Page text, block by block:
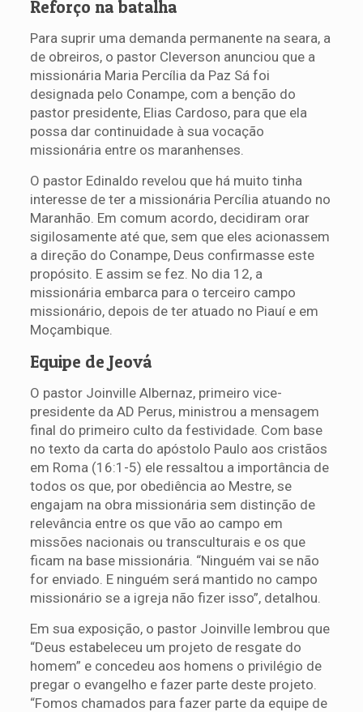
Reforço na batalha
Para suprir uma demanda permanente na seara, a
de obreiros, o pastor Cleverson anunciou que a
missionária Maria Percília da Paz Sá foi
designada pelo Conampe, com a benção do
pastor presidente, Elias Cardoso, para que ela
possa dar continuidade à sua vocação
missionária entre os maranhenses.
O pastor Edinaldo revelou que há muito tinha
interesse de ter a missionária Percília atuando no
Maranhão. Em comum acordo, decidiram orar
sigilosamente até que, sem que eles acionassem
a direção do Conampe, Deus confirmasse este
propósito. E assim se fez. No dia 12, a
missionária embarca para o terceiro campo
missionário, depois de ter atuado no Piauí e em
Moçambique.
Equipe de Jeová
O pastor Joinville Albernaz, primeiro vice-
presidente da AD Perus, ministrou a mensagem
final do primeiro culto da festividade. Com base
no texto da carta do apóstolo Paulo aos cristãos
em Roma (16:1-5) ele ressaltou a importância de
todos os que, por obediência ao Mestre, se
engajam na obra missionária sem distinção de
relevância entre os que vão ao campo em
missões nacionais ou transculturais e os que
ficam na base missionária. “Ninguém vai se não
for enviado. E ninguém será mantido no campo
missionário se a igreja não fizer isso”, detalhou.
Em sua exposição, o pastor Joinville lembrou que
“Deus estabeleceu um projeto de resgate do
homem” e concedeu aos homens o privilégio de
pregar o evangelho e fazer parte deste projeto.
“Fomos chamados para fazer parte da equipe de